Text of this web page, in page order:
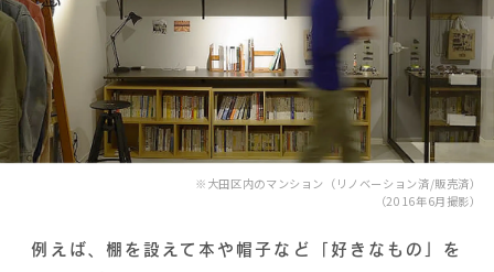
※大田区内のマンション（リノベーション済/販売済）
（2016年6月撮影）
例えば、棚を設えて本や帽子など「好きなもの」を